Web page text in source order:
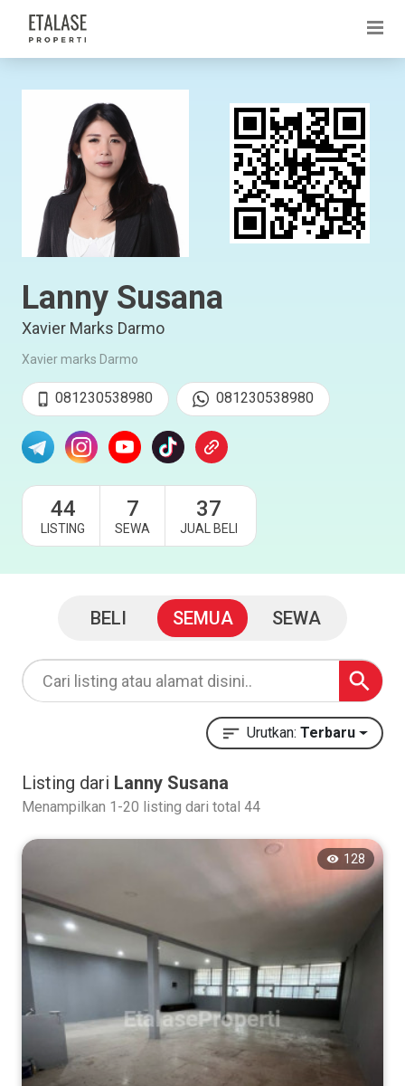
Lanny Susana
Xavier Marks Darmo
Xavier marks Darmo
081230538980 081230538980
44
LISTING
7
SEWA
37
JUAL BELI
BELI SEMUA SEWA
Urutkan: Terbaru
Listing dari Lanny Susana
Menampilkan 1-20 listing dari total 44
128